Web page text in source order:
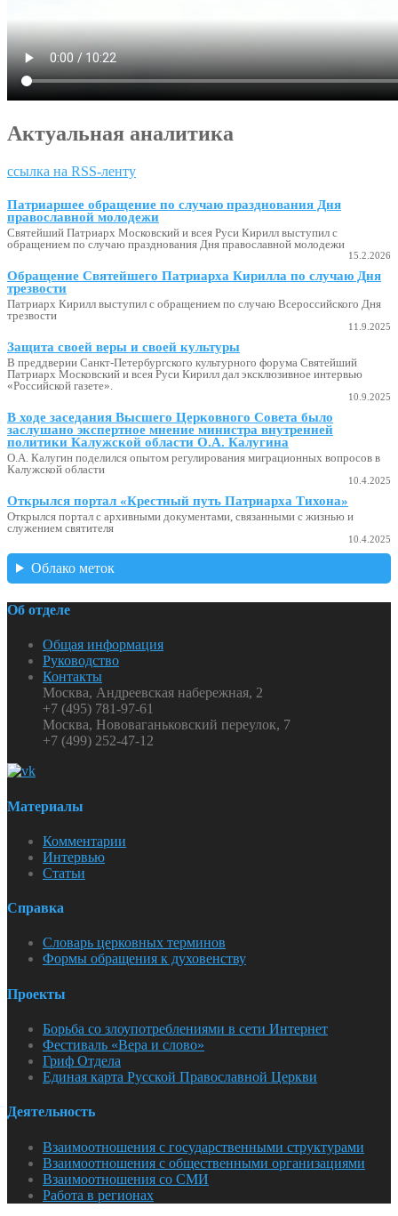
Актуальная аналитика
ссылка на RSS-ленту
Патриаршее обращение по случаю празднования Дня
православной молодежи
Святейший Патриарх Московский и всея Руси Кирилл выступил с
обращением по случаю празднования Дня православной молодежи
15.2.2026
Обращение Святейшего Патриарха Кирилла по случаю Дня
трезвости
Патриарх Кирилл выступил с обращением по случаю Всероссийского Дня
трезвости
11.9.2025
Защита своей веры и своей культуры
В преддверии Санкт-Петербургского культурного форума Святейший
Патриарх Московский и всея Руси Кирилл дал эксклюзивное интервью
«Российской газете».
10.9.2025
В ходе заседания Высшего Церковного Совета было
заслушано экспертное мнение министра внутренней
политики Калужской области О.А. Калугина
О.А. Калугин поделился опытом регулирования миграционных вопросов в
Калужской области
10.4.2025
Открылся портал «Крестный путь Патриарха Тихона»
Открылся портал с архивными документами, связанными с жизнью и
служением святителя
10.4.2025
Облако меток
Об отделе
Общая информация
Руководство
Контакты
Москва, Андреевская набережная, 2
+7 (495) 781-97-61
Москва, Нововаганьковский переулок, 7
+7 (499) 252-47-12
Материалы
Комментарии
Интервью
Статьи
Справка
Словарь церковных терминов
Формы обращения к духовенству
Проекты
Борьба со злоупотреблениями в сети Интернет
Фестиваль «Вера и слово»
Гриф Отдела
Единая карта Русской Православной Церкви
Деятельность
Взаимоотношения с государственными структурами
Взаимоотношения с общественными организациями
Взаимоотношения со СМИ
Работа в регионах